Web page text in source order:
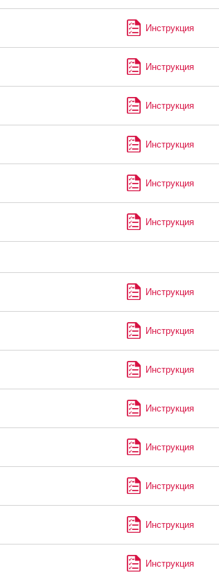
Инструкция
Инструкция
Инструкция
Инструкция
Инструкция
Инструкция
Инструкция
Инструкция
Инструкция
Инструкция
Инструкция
Инструкция
Инструкция
Инструкция